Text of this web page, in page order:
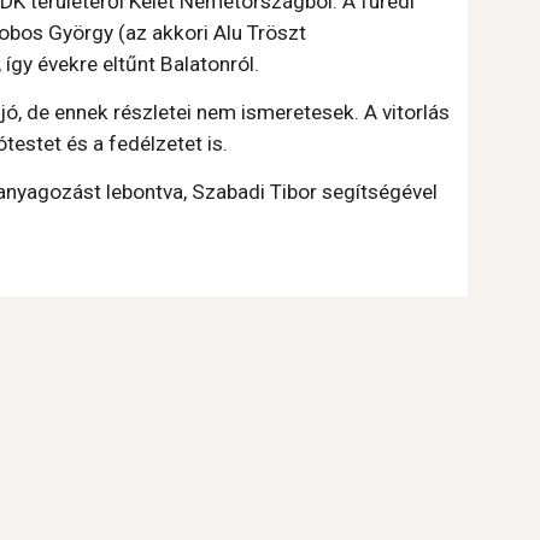
György (az akkori Alu Tröszt
évekre eltűnt Balatonról.
de ennek részletei nem ismeretesek. A vitorlás
és a fedélzetet is.
lebontva, Szabadi Tibor segítségével